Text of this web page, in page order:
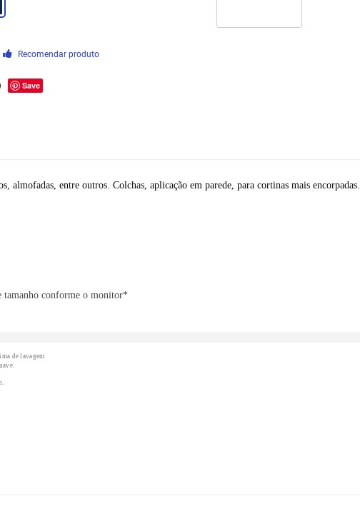
Recomendar produto
Save
almofadas, entre outros. Colchas, aplicação em parede, para cortinas mais encorpadas.
tamanho conforme o monitor*
de lavagem